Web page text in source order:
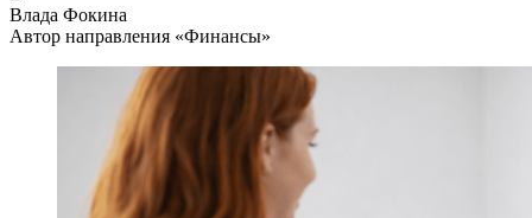
Влада Фокина
Автор направления «Финансы»